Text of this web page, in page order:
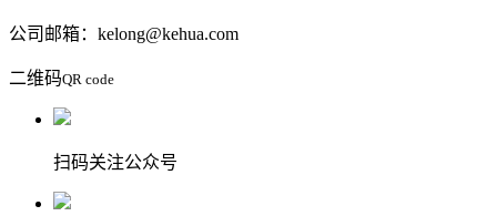
公司邮箱：kelong@kehua.com
二维码QR code
扫码关注公众号